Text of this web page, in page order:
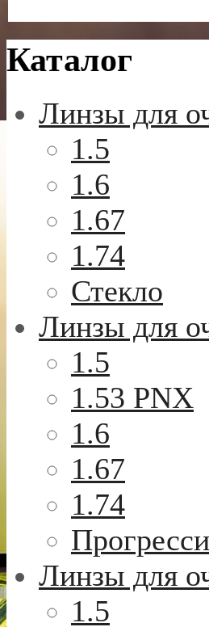
Каталог
Линзы для
1.5
1.6
1.67
1.74
Стекло
Линзы для
1.5
1.53 PNX
1.6
1.67
1.74
Линзы для
1.5